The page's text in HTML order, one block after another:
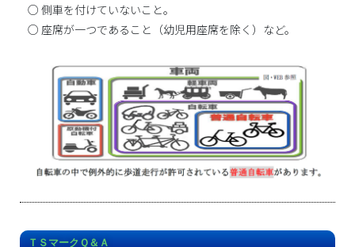
○ 側車を付けていないこと。
○ 座席が一つであること（幼児用座席を除く）など。
ＴＳマークＱ＆Ａ